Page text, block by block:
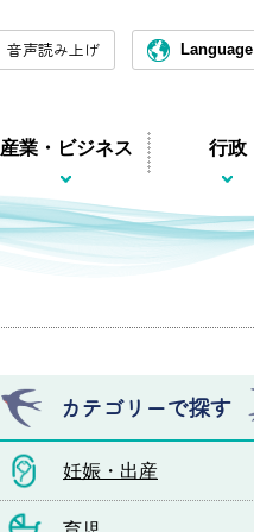
音声読み上げ Language
産業・ビジネス 行政
カテゴリーで探す
妊娠・出産